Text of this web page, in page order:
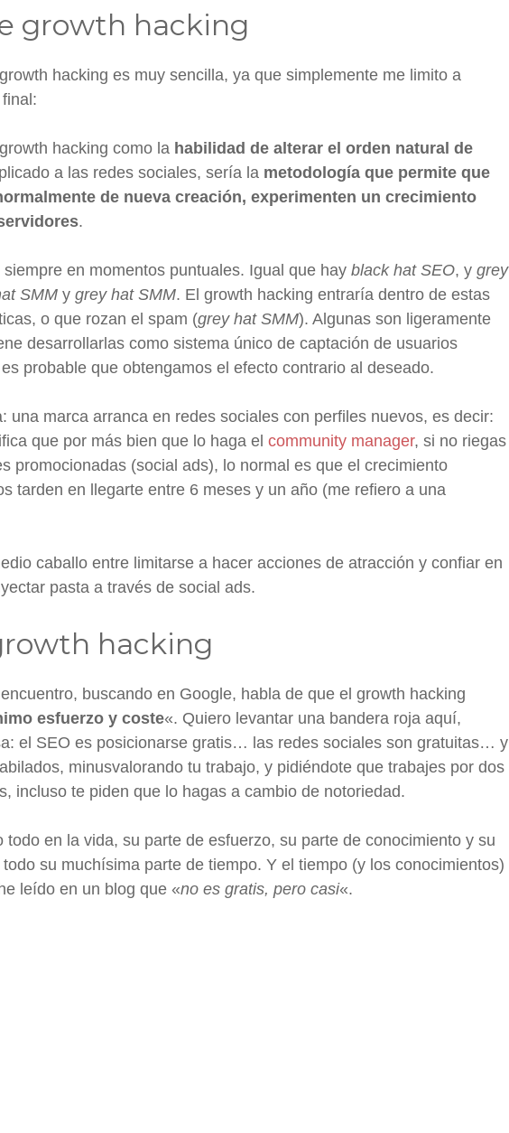
growth hacking
hacking es muy sencilla, ya que simplemente me limito a
hacking como la habilidad de alterar el orden natural de
a las redes sociales, sería la metodología que permite que
de nueva creación, experimenten un crecimiento
.
en momentos puntuales. Igual que hay black hat SEO, y grey
SMM y grey hat SMM. El growth hacking entraría dentro de estas
o que rozan el spam (grey hat SMM). Algunas son ligeramente
desarrollarlas como sistema único de captación de usuarios
probable que obtengamos el efecto contrario al deseado.
una marca arranca en redes sociales con perfiles nuevos, es decir:
que por más bien que lo haga el community manager, si no riegas
promocionadas (social ads), lo normal es que el crecimiento
tarden en llegarte entre 6 meses y un año (me refiero a una
caballo entre limitarse a hacer acciones de atracción y confiar en
pasta a través de social ads.
hacking
buscando en Google, habla de que el growth hacking
esfuerzo y coste«. Quiero levantar una bandera roja aquí,
el SEO es posicionarse gratis… las redes sociales son gratuitas… y
minusvalorando tu trabajo, y pidiéndote que trabajes por dos
incluso te piden que lo hagas a cambio de notoriedad.
todo en la vida, su parte de esfuerzo, su parte de conocimiento y su
su muchísima parte de tiempo. Y el tiempo (y los conocimientos)
leído en un blog que «no es gratis, pero casi«.